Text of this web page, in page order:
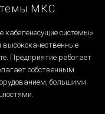
МКС
системы»
Предприятие работает
собственным
большими